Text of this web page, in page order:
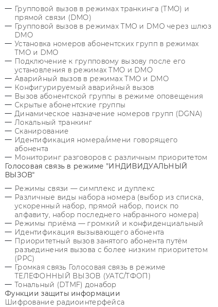
Групповой вызов в режимах транкинга (TMO) и
прямой связи (DMO)
Групповой вызов в режимах TMO и DMO через шлюз
DMO
Установка номеров абонентских групп в режимах
TMO и DMO
Подключение к групповому вызову после его
установления в режимах TMO и DMO
Аварийный вызов в режимах TMO и DMO
Конфигурируемый аварийный вызов
Вызов абонентской группы в режиме оповещения
Скрытые абонентские группы
Динамическое назначение номеров групп (DGNA)
Локальный транкинг
Сканирование
Идентификация номера/имени говорящего
абонента
Мониторинг разговоров с различным приоритетом
Голосовая связь в режиме "ИНДИВИДУАЛЬНЫЙ
ВЫЗОВ"
Режимы связи — симплекс и дуплекс
Различные виды набора номера (выбор из списка,
ускоренный набор, прямой набор, поиск по
алфавиту, набор последнего набранного номера)
Режимы приёма — громкий и конфиденциальный
Идентификация вызывающего абонента
Приоритетный вызов занятого абонента путём
разъединения вызова с более низким приоритетом
(PPC)
Громкая связь Голосовая связь в режиме
ТЕЛЕФОННЫЙ ВЫЗОВ (УАТС/ТФОП)
Тональный (DTMF) донабор
Функции защиты информации
Шифрование радиоинтерфейса